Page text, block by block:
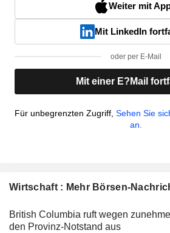
Weiter mit
Mit LinkedIn
oder per E-Mail
Mit einer E?Mail
Für unbegrenzten Zugriff, Sehen Sie
an.
Wirtschaft : Mehr Börsen-
British Columbia ruft wegen
den Provinz-Notstand aus